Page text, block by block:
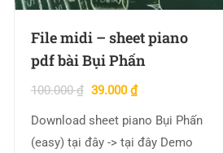
File midi – sheet piano
pdf bài Bụi Phấn
100.000₫ 39.000₫
Download sheet piano Bụi Phấn
(easy) tại đây -> tại đây Demo